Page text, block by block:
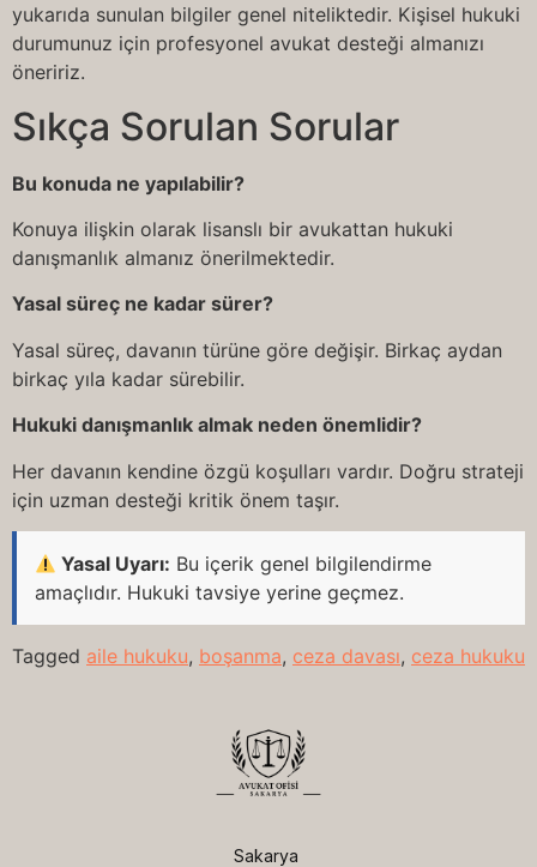
yukarıda sunulan bilgiler genel niteliktedir. Kişisel hukuki
durumunuz için profesyonel avukat desteği almanızı
öneririz.
Sıkça Sorulan Sorular
Bu konuda ne yapılabilir?
Konuya ilişkin olarak lisanslı bir avukattan hukuki
danışmanlık almanız önerilmektedir.
Yasal süreç ne kadar sürer?
Yasal süreç, davanın türüne göre değişir. Birkaç aydan
birkaç yıla kadar sürebilir.
Hukuki danışmanlık almak neden önemlidir?
Her davanın kendine özgü koşulları vardır. Doğru strateji
için uzman desteği kritik önem taşır.
Yasal Uyarı: Bu içerik genel bilgilendirme
amaçlıdır. Hukuki tavsiye yerine geçmez.
Tagged aile hukuku, boşanma, ceza davası, ceza hukuku
Sakarya